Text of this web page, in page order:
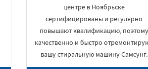
центре в Ноябрьске
сертифицированы и регулярно
повышают квалификацию, поэтому
качественно и быстро
вашу стиральную машину Самсунг.